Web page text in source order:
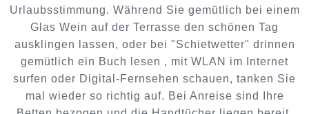
Urlaubsstimmung. Während Sie gemütlich bei einem
Glas Wein auf der Terrasse den schönen Tag
ausklingen lassen, oder bei "Schietwetter" drinnen
gemütlich ein Buch lesen , mit WLAN im Internet
surfen oder Digital-Fernsehen schauen, tanken Sie
mal wieder so richtig auf. Bei Anreise sind Ihre